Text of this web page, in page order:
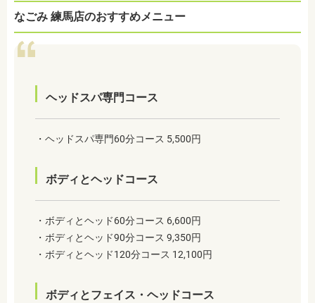
なごみ 練馬店のおすすめメニュー
ヘッドスパ専門コース
・ヘッドスパ専門60分コース 5,500円
ボディとヘッドコース
・ボディとヘッド60分コース 6,600円
・ボディとヘッド90分コース 9,350円
・ボディとヘッド120分コース 12,100円
ボディとフェイス・ヘッドコース